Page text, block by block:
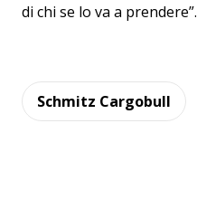
di chi se lo va a prendere”.
Schmitz Cargobull